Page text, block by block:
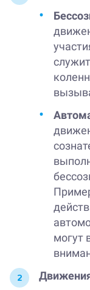
могут